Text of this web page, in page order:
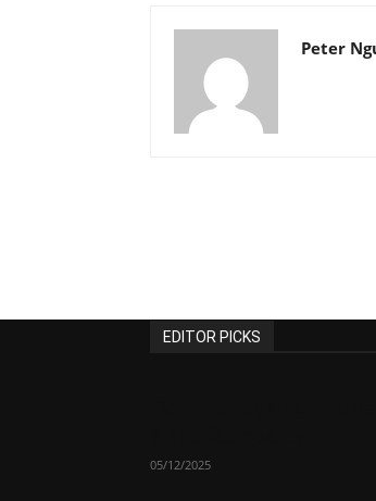
Peter
EDITOR PICKS
05/12/2025